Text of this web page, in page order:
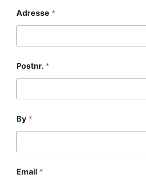
Adresse *
Postnr. *
By *
Email *